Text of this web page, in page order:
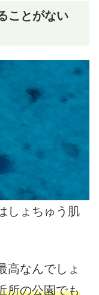
ことがない
しょちゅう肌
高なんでしょ
所の公園でも